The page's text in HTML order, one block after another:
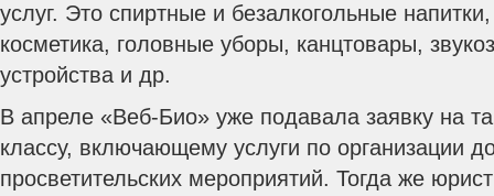
услуг. Это спиртные и безалкогольные
косметика, головные уборы, канцтовары,
устройства и др.
В апреле «Веб-Био» уже подавала заявку на
классу, включающему услуги по организации
просветительских мероприятий. Тогда же